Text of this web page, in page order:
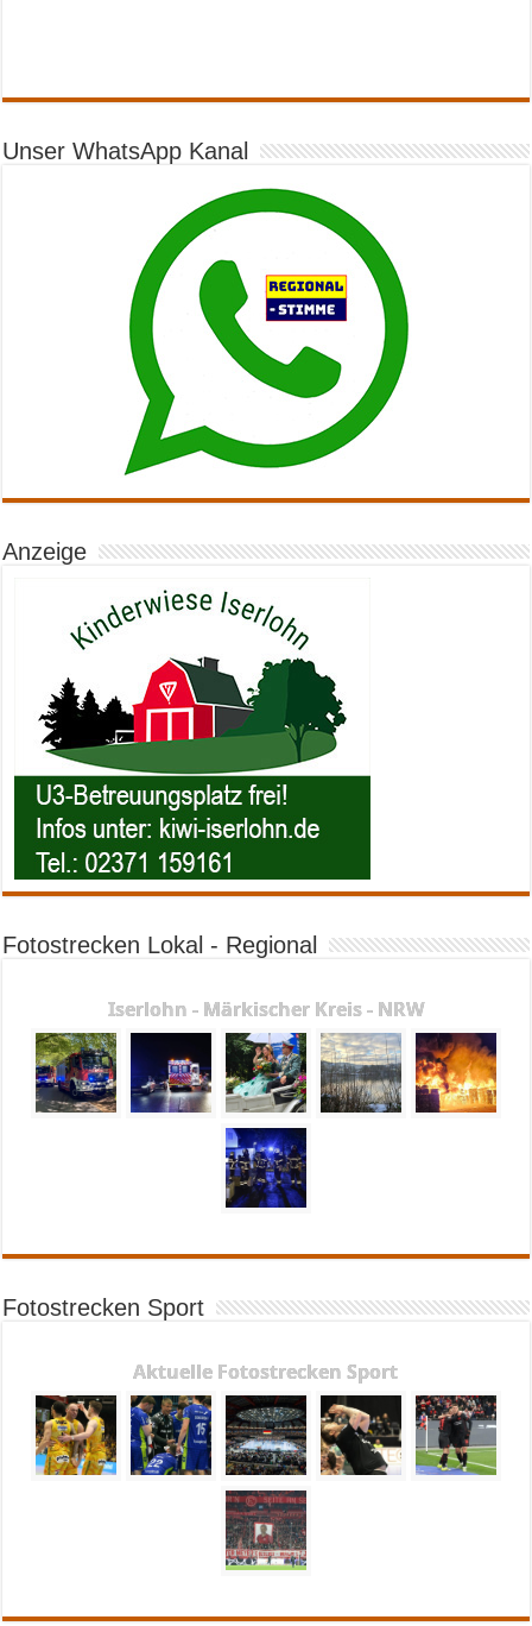
Unser WhatsApp Kanal
Anzeige
Fotostrecken Lokal - Regional
Iserlohn - Märkischer Kreis - NRW
Fotostrecken Sport
Aktuelle Fotostrecken Sport